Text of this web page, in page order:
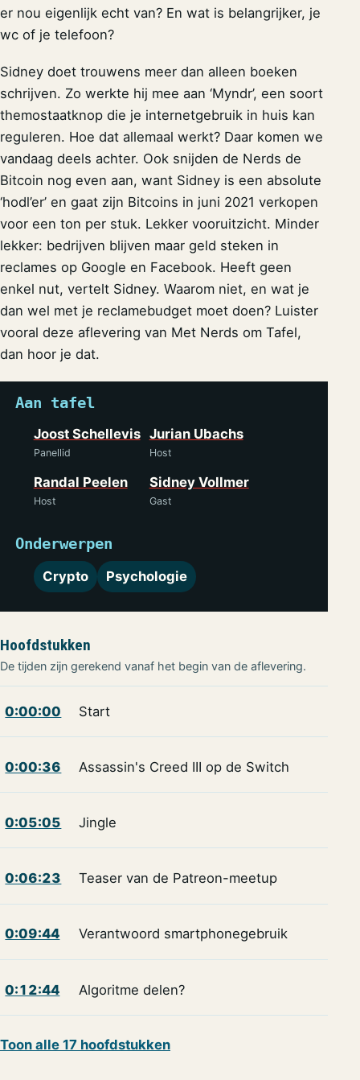
er nou eigenlijk echt van? En wat is belangrijker, je
wc of je telefoon?
Sidney doet trouwens meer dan alleen boeken
schrijven. Zo werkte hij mee aan ‘Myndr’, een soort
themostaatknop die je internetgebruik in huis kan
reguleren. Hoe dat allemaal werkt? Daar komen we
vandaag deels achter. Ook snijden de Nerds de
Bitcoin nog even aan, want Sidney is een absolute
‘hodl’er’ en gaat zijn Bitcoins in juni 2021 verkopen
voor een ton per stuk. Lekker vooruitzicht. Minder
lekker: bedrijven blijven maar geld steken in
reclames op Google en Facebook. Heeft geen
enkel nut, vertelt Sidney. Waarom niet, en wat je
dan wel met je reclamebudget moet doen? Luister
vooral deze aflevering van Met Nerds om Tafel,
dan hoor je dat.
Aan tafel
Joost Schellevis
Panellid
Jurian Ubachs
Host
Randal Peelen
Host
Sidney Vollmer
Gast
Onderwerpen
Crypto Psychologie
Hoofdstukken
De tijden zijn gerekend vanaf het begin van de aflevering.
0:00:00 Start
0:00:36 Assassin's Creed III op de Switch
0:05:05 Jingle
0:06:23 Teaser van de Patreon-meetup
0:09:44 Verantwoord smartphonegebruik
0:12:44 Algoritme delen?
Toon alle 17 hoofdstukken